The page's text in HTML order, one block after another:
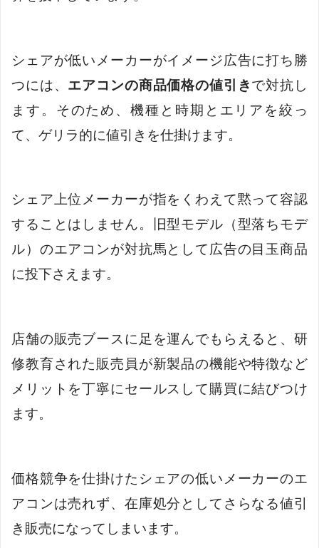
シェアが低いメーカーがイメージ広告に打ち勝
つには、 エアコンの商品価格の値引きで対抗し
ます。そのため、機種と時期とエリアを絞っ
て、ゲリラ的に値引きを仕掛けます。
シェア上位メーカーが指をくわえて黙って容認
することはしません。旧型モデル（型落ちモデ
ル）のエアコンが対抗馬として広告の目玉商品
に投下さえます。
店舗の販売ブースに足を運んでもらえると、研
修教育された販売員が新製品の機能や特徴など
メリットを丁寧にセールスして購買に結びつけ
ます。
価格競争を仕掛けたシェアの低いメーカーのエ
アコンは売れず、在庫処分としてさらなる値引
き販売になってしまいます。